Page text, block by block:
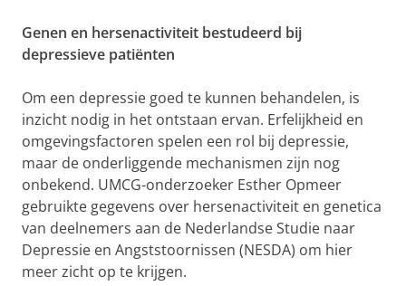
Genen en hersenactiviteit bestudeerd bij
depressieve patiënten
Om een depressie goed te kunnen behandelen, is
inzicht nodig in het ontstaan ervan. Erfelijkheid en
omgevingsfactoren spelen een rol bij depressie,
maar de onderliggende mechanismen zijn nog
onbekend. UMCG-onderzoeker Esther Opmeer
gebruikte gegevens over hersenactiviteit en genetica
van deelnemers aan de Nederlandse Studie naar
Depressie en Angststoornissen (NESDA) om hier
meer zicht op te krijgen.